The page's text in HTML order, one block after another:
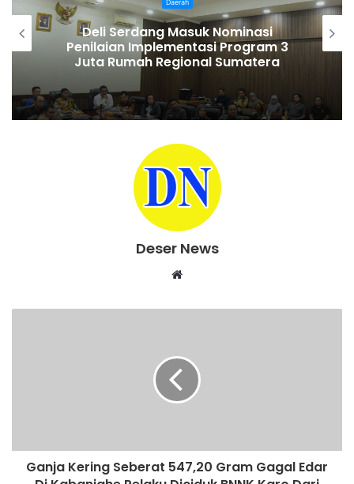
Pemkab Karo Gelar Gerak Jalan
Kemerdekaan, Meriahkan HUT RI Ke-
81 Ajak Masyarakat Perkuat
Semangat Persatuan
Deser News
b
t
Ganja Kering Seberat 547,20 Gram Gagal Edar